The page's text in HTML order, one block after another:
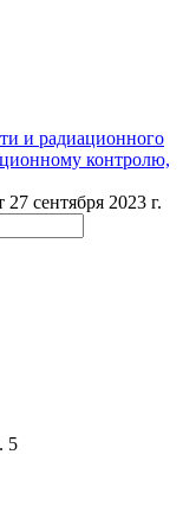
сентября 2023 г.
5